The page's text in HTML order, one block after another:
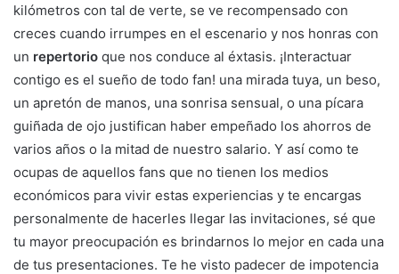
kilómetros con tal de verte, se ve recompensado con
creces cuando irrumpes en el escenario y nos honras con
un repertorio que nos conduce al éxtasis. ¡Interactuar
contigo es el sueño de todo fan! una mirada tuya, un beso,
un apretón de manos, una sonrisa sensual, o una pícara
guiñada de ojo justifican haber empeñado los ahorros de
varios años o la mitad de nuestro salario. Y así como te
ocupas de aquellos fans que no tienen los medios
económicos para vivir estas experiencias y te encargas
personalmente de hacerles llegar las invitaciones, sé que
tu mayor preocupación es brindarnos lo mejor en cada una
de tus presentaciones. Te he visto padecer de impotencia